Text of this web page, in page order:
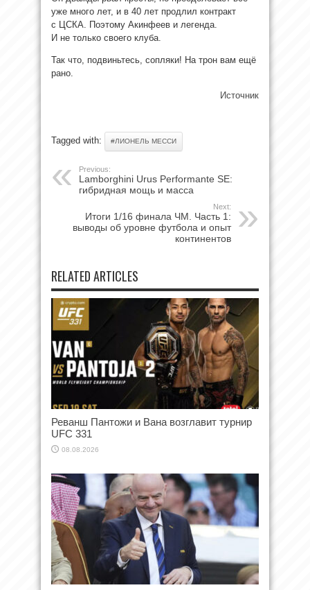
уже много лет, и в 40 лет продлил контракт
с ЦСКА. Поэтому Акинфеев и легенда.
И не только своего клуба.
Так что, подвиньтесь, сопляки! На трон вам ещё
рано.
Источник
Tagged with: #ЛИОНЕЛЬ МЕССИ
Previous:
Lamborghini Urus Performante SE:
гибридная мощь и масса
Next:
Итоги 1/16 финала ЧМ. Часть 1:
выводы об уровне футбола и опыт
континентов
RELATED ARTICLES
Реванш Пантожи и Вана возглавит турнир
UFC 331
08.08.2026